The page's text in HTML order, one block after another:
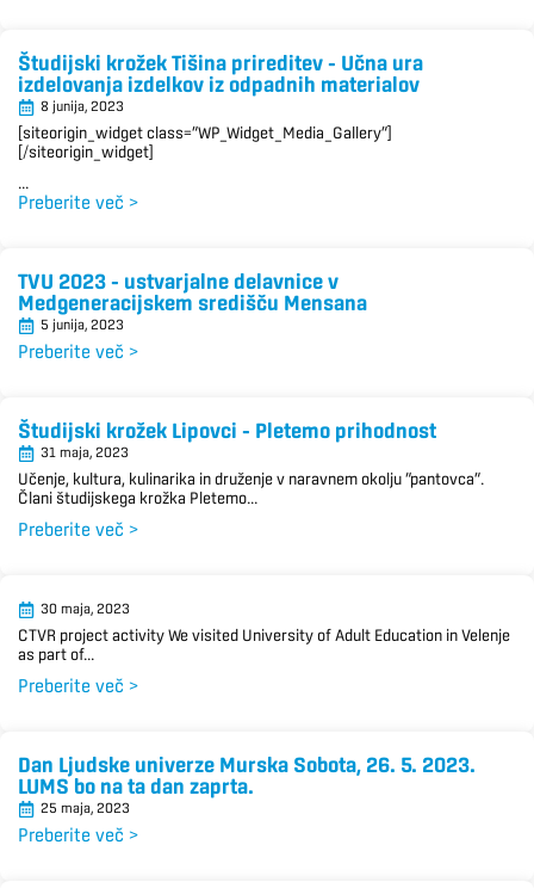
Študijski krožek Tišina prireditev – Učna ura
izdelovanja izdelkov iz odpadnih materialov
8 junija, 2023
[siteorigin_widget class=”WP_Widget_Media_Gallery”]
[/siteorigin_widget]
...
Preberite več >
TVU 2023 – ustvarjalne delavnice v
Medgeneracijskem središču Mensana
5 junija, 2023
Preberite več >
Študijski krožek Lipovci – Pletemo prihodnost
31 maja, 2023
Učenje, kultura, kulinarika in druženje v naravnem okolju “pantovca”.
Člani študijskega krožka Pletemo...
Preberite več >
30 maja, 2023
CTVR project activity We visited University of Adult Education in Velenje
as part of...
Preberite več >
Dan Ljudske univerze Murska Sobota, 26. 5. 2023.
LUMS bo na ta dan zaprta.
25 maja, 2023
Preberite več >